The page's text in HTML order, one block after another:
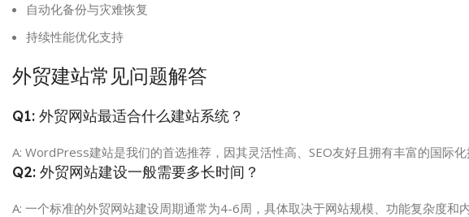
自动化备份与灾难恢复
持续性能优化支持
外贸建站常见问题解答
Q1: 外贸网站最适合什么建站系统？
A: WordPress建站是我们的首选推荐，因其灵活性高、SEO友好且拥有丰富的国际
Q2: 外贸网站建设一般需要多长时间？
A: 一个标准的外贸网站建设周期通常为4-6周，具体取决于网站规模、功能复杂度